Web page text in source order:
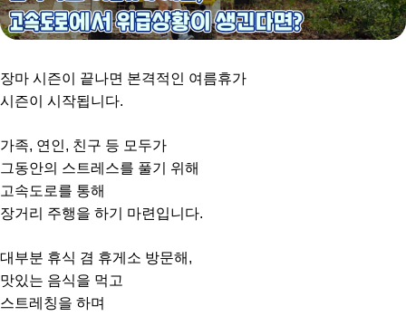
장마 시즌이 끝나면 본격적인 여름휴가
시즌이 시작됩니다.
가족, 연인, 친구 등 모두가
그동안의 스트레스를 풀기 위해
고속도로를 통해
장거리 주행을 하기 마련입니다.
대부분 휴식 겸 휴게소 방문해,
맛있는 음식을 먹고
스트레칭을 하며